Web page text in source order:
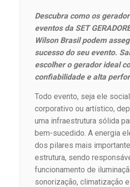
Descubra como os
eventos da SET
Wilson Brasil podem
sucesso do seu evento.
escolher o gerador ideal
confiabilidade e alta
Todo evento, seja ele
corporativo ou artístico,
uma infraestrutura sólida
bem-sucedido. A energia
dos pilares mais
estrutura, sendo
funcionamento de
sonorização, climatização e